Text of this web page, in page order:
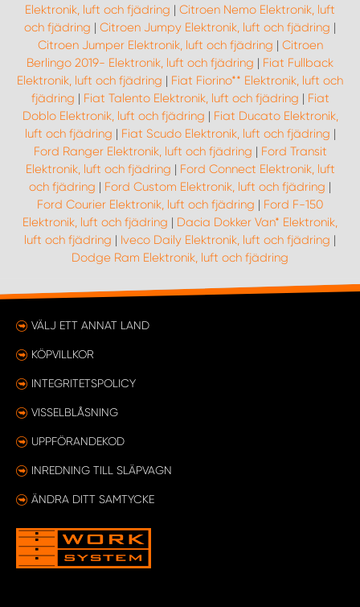
Elektronik, luft och fjädring | Citroen Nemo Elektronik, luft
och fjädring | Citroen Jumpy Elektronik, luft och fjädring |
Citroen Jumper Elektronik, luft och fjädring | Citroen
Berlingo 2019- Elektronik, luft och fjädring | Fiat Fullback
Elektronik, luft och fjädring | Fiat Fiorino** Elektronik, luft och
fjädring | Fiat Talento Elektronik, luft och fjädring | Fiat
Doblo Elektronik, luft och fjädring | Fiat Ducato Elektronik,
luft och fjädring | Fiat Scudo Elektronik, luft och fjädring |
Ford Ranger Elektronik, luft och fjädring | Ford Transit
Elektronik, luft och fjädring | Ford Connect Elektronik, luft
och fjädring | Ford Custom Elektronik, luft och fjädring |
Ford Courier Elektronik, luft och fjädring | Ford F-150
Elektronik, luft och fjädring | Dacia Dokker Van* Elektronik,
luft och fjädring | Iveco Daily Elektronik, luft och fjädring |
Dodge Ram Elektronik, luft och fjädring
VÄLJ ETT ANNAT LAND
KÖPVILLKOR
INTEGRITETSPOLICY
VISSELBLÅSNING
UPPFÖRANDEKOD
INREDNING TILL SLÄPVAGN
ÄNDRA DITT SAMTYCKE